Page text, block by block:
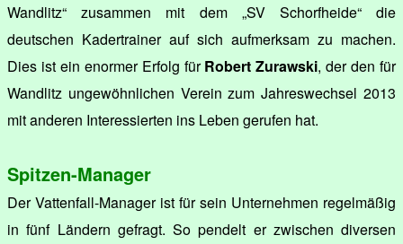
Wandlitz“ zusammen mit dem „SV Schorfheide“ die
deutschen Kadertrainer auf sich aufmerksam zu machen.
Dies ist ein enormer Erfolg fürRobert Zurawski, der den für
Wandlitz ungewöhnlichen Verein zum Jahreswechsel 2013
mit anderen Interessierten ins Leben gerufen hat.
Spitzen-Manager
Der Vattenfall-Manager ist für sein Unternehmen regelmäßig
in fünf Ländern gefragt. So pendelt er zwischen diversen